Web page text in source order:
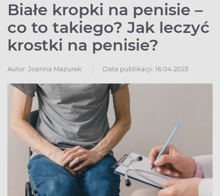
Białe kropki na penisie –
co to takiego? Jak leczyć
krostki na penisie?
Autor: Joanna Mazurek Data publikacji: 16.04.2023